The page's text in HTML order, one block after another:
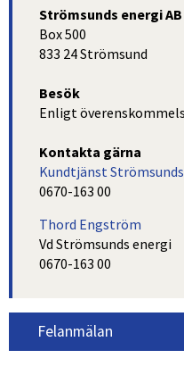
Strömsunds energi AB
Box 500
833 24 Strömsund
Besök
Enligt
Kontakta gärna
Kundtjänst
0670-163 00
Thord Engström
Vd Strömsunds energi
0670-163 00
Felanmälan